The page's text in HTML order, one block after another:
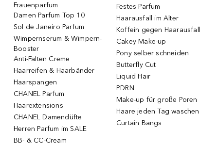
Frauenparfum
Damen Parfum Top 10
Sol de Janeiro Parfum
Wimpernserum & Wimpern-
Booster
Anti-Falten Creme
Haarreifen & Haarbänder
Haarspangen
CHANEL Parfum
Haarextensions
CHANEL Damendüfte
Herren Parfum im SALE
BB- & CC-Cream
Festes Parfum
Haarausfall im Alter
Koffein gegen Haarausfall
Cakey Make-up
Pony selber schneiden
Butterfly Cut
Liquid Hair
PDRN
Make-up für große Poren
Haare jeden Tag waschen
Curtain Bangs